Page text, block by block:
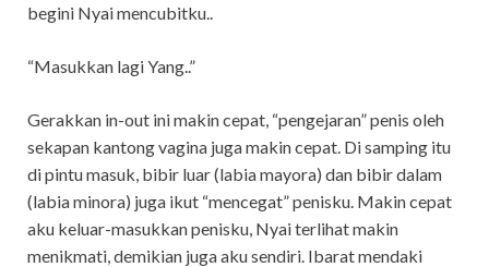
begini Nyai mencubitku..
“Masukkan lagi Yang..”
Gerakkan in-out ini makin cepat, “pengejaran” penis oleh
sekapan kantong vagina juga makin cepat. Di samping itu
di pintu masuk, bibir luar (labia mayora) dan bibir dalam
(labia minora) juga ikut “mencegat” penisku. Makin cepat
aku keluar-masukkan penisku, Nyai terlihat makin
menikmati, demikian juga aku sendiri. Ibarat mendaki